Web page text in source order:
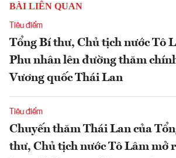
BÀI LIÊN QUAN
Tiêu điểm
Tổng Bí thư, Chủ tịch nước Tô
Phu nhân lên đường thăm
Vương quốc Thái Lan
Tiêu điểm
Chuyến thăm Thái Lan của
thư, Chủ tịch nước Tô Lâm mở